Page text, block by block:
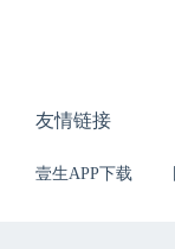
友情链接
壹生APP下载